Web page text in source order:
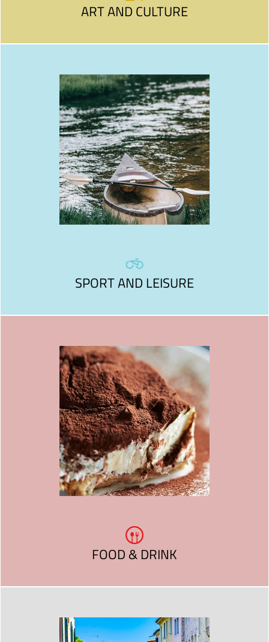
ART AND CULTURE
SPORT AND LEISURE
FOOD & DRINK